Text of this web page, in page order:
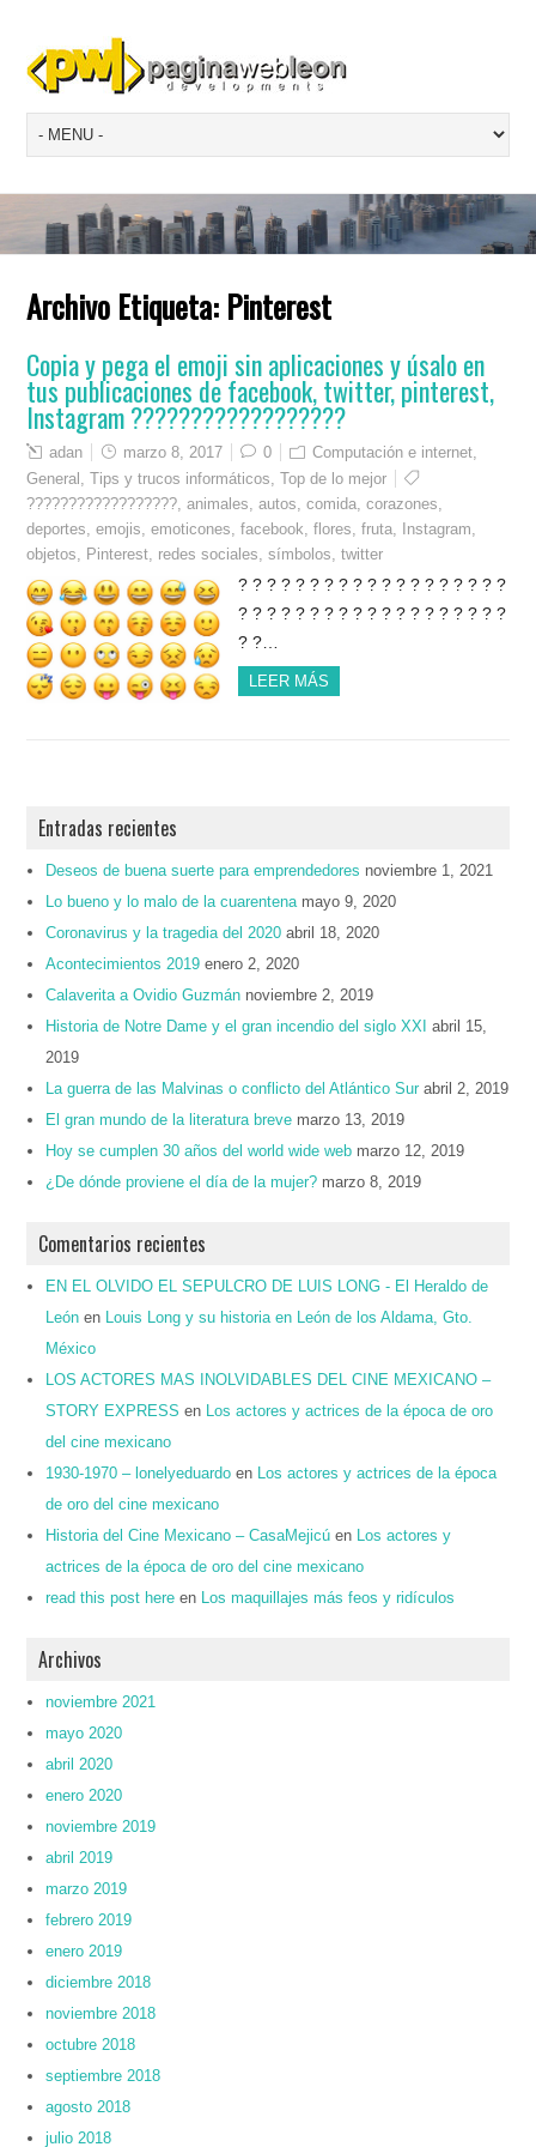
Archivo Etiqueta: Pinterest
Copia y pega el emoji sin aplicaciones y úsalo en
tus publicaciones de facebook, twitter, pinterest,
Instagram ??????????????????
adan marzo 8, 2017 0 Computación e internet
General
,Tips y trucos informáticos ,Top de lo mejor
?????????????????? ,animales ,autos ,comida ,corazones
deportes ,emojis ,emoticones ,facebook ,flores ,fruta Instagram
objetos
Pinterest redes sociales ,símbolos ,twitter
? ? ? ? ? ? ? ? ? ? ? ? ? ? ? ? ? ? ?
? ? ? ? ? ? ? ? ? ? ? ? ? ? ? ? ? ? ?
? ?…
LEER MÁS
Entradas recientes
Deseos de buena suerte para emprendedores noviembre 1, 2021
Lo bueno y lo malo de la cuarentena mayo 9, 2020
Coronavirus y la tragedia del 2020 abril 18, 2020
Acontecimientos 2019 enero 2, 2020
Calaverita a Ovidio Guzmán noviembre 2, 2019
Historia de Notre Dame y el gran incendio del siglo XXI abril 15,
2019
La guerra de las Malvinas o conflicto del Atlántico Sur abril 2, 2019
El gran mundo de la literatura breve marzo 13, 2019
Hoy se cumplen 30 años del world wide web marzo 12, 2019
¿De dónde proviene el día de la mujer? marzo 8, 2019
Comentarios recientes
EN EL OLVIDO EL SEPULCRO DE LUIS LONG - El Heraldo de
León en Louis Long y su historia en León de los Aldama, Gto.
México
LOS ACTORES MAS INOLVIDABLES DEL CINE MEXICANO –
STORY EXPRESS en Los actores y actrices de la época de oro
del cine mexicano
1930-1970 – lonelyeduardo en Los actores y actrices de la época
de oro del cine mexicano
Historia del Cine Mexicano – CasaMejicú en Los actores y
actrices de la época de oro del cine mexicano
read this post here en Los maquillajes más feos y ridículos
Archivos
noviembre 2021
mayo 2020
abril 2020
enero 2020
noviembre 2019
abril 2019
marzo 2019
febrero 2019
enero 2019
diciembre 2018
noviembre 2018
octubre 2018
septiembre 2018
agosto 2018
julio 2018